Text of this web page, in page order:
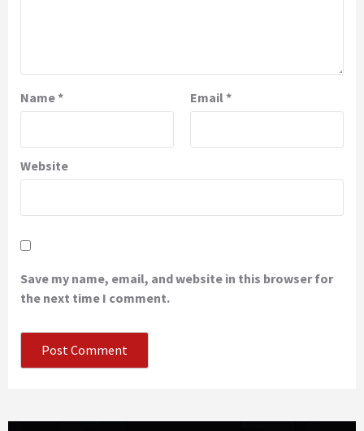
Name* Email *
Website
Save my name, email, and website in this browser for
the next time I comment.